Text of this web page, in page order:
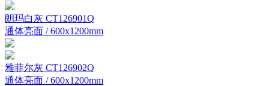
朗玛白灰 CT126901Q
通体亮面 / 600x1200mm
雅菲尔灰 CT126902Q
通体亮面 / 600x1200mm